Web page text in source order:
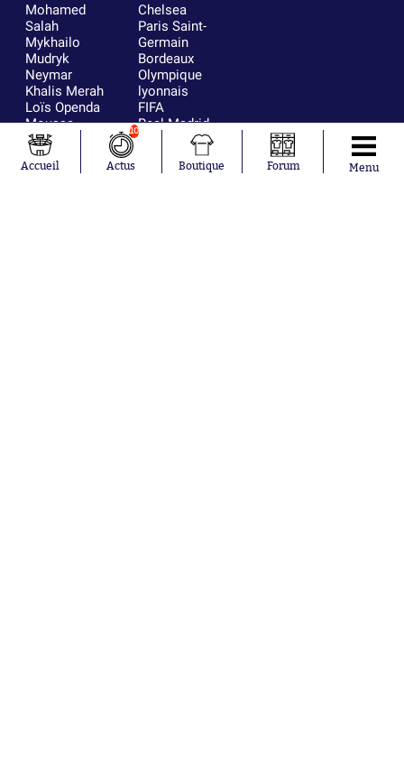
Mohamed
Salah
Mykhailo
Mudryk
Neymar
Khalis Merah
Loïs Openda
Moussa
Niakhaté
Nicolás
Tagliafico
Chelsea
Paris Saint-
Germain
Bordeaux
Olympique
lyonnais
FIFA
Real Madrid
RC Strasbourg
France
Accueil
10
Actus Boutique Forum Menu